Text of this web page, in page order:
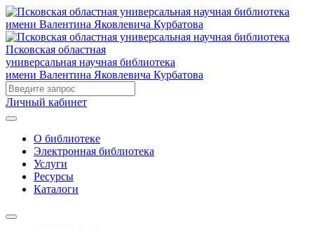
Псковская областная
универсальная научная библиотека
имени Валентина Яковлевича Курбатова
Личный кабинет
О библиотеке
Электронная библиотека
Услуги
Ресурсы
Каталоги